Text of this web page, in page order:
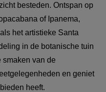
besteden. Ontspan op
of Ipanema,
het artistieke Santa
in de botanische tuin
smaken van de
en geniet
heeft.